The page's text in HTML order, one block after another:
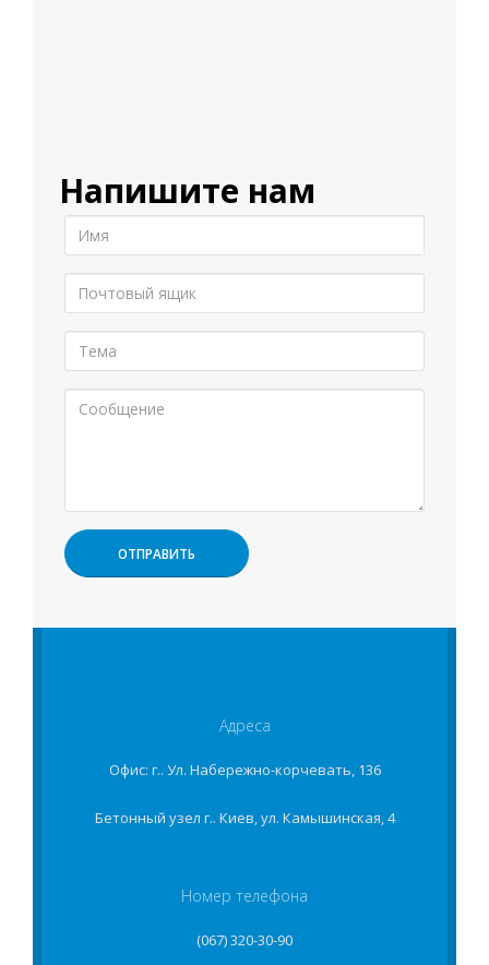
Напишите нам
Адреса
Офис: г.. Ул. Набережно-корчевать, 136
Бетонный узел г.. Киев, ул. Камышинская, 4
Номер телефона
(067) 320-30-90